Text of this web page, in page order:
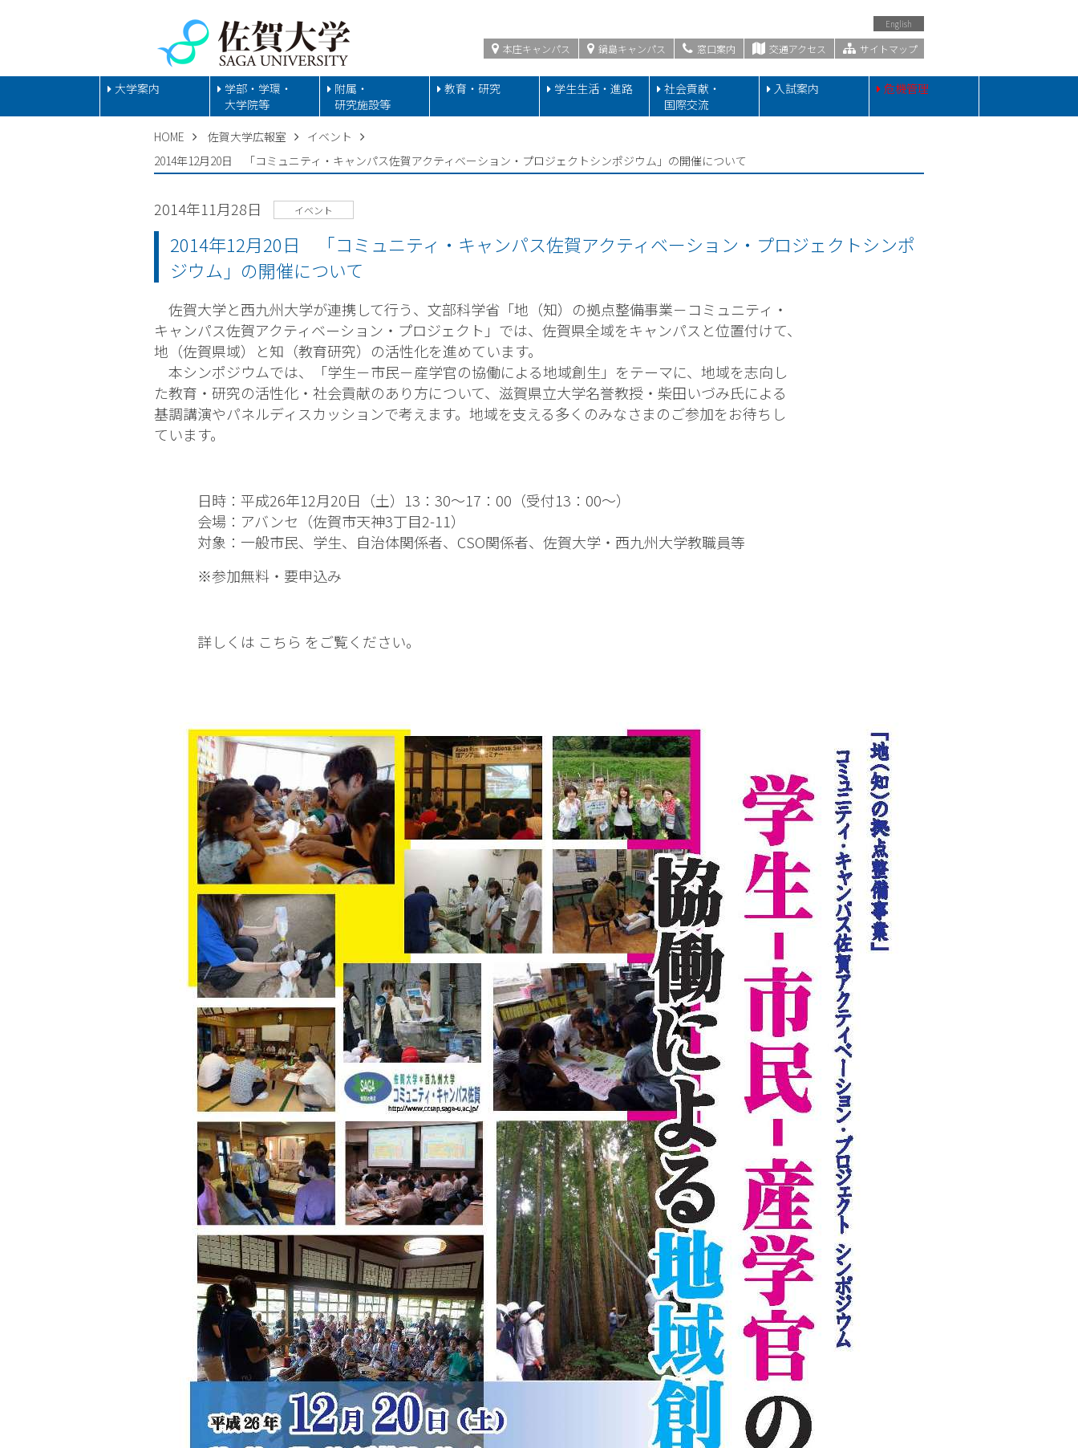
English
本庄キャンパス 鍋島キャンパス 窓口案内 交通アクセス サイトマップ
大学案内
学部・学環・
大学院等
附属・
研究施設等
教育・研究 学生生活・進路
社会貢献・
国際交流
入試案内 危機管理
HOME 佐賀大学広報室
イベント
2014年12月20日 「コミュニティ・キャンパス佐賀アクティベーション・プロジェクトシンポジウム」の開催について
2014年11月28日 イベント
2014年12月20日 「コミュニティ・キャンパス佐賀アクティベーション・プロジェクトシンポ
ジウム」の開催について
佐賀大学と西九州大学が連携して行う、文部科学省「地（知）の拠点整備事業－コミュニティ・
キャンパス佐賀アクティベーション・プロジェクト」では、佐賀県全域をキャンパスと位置付けて、
地（佐賀県域）と知（教育研究）の活性化を進めています。
本シンポジウムでは、「学生－市民－産学官の協働による地域創生」をテーマに、地域を志向し
た教育・研究の活性化・社会貢献のあり方について、滋賀県立大学名誉教授・柴田いづみ氏による
基調講演やパネルディスカッションで考えます。地域を支える多くのみなさまのご参加をお待ちし
ています。
日時：平成26年12月20日（土）13：30～17：00（受付13：00～）
会場：アバンセ（佐賀市天神3丁目2-11）
対象：一般市民、学生、自治体関係者、CSO関係者、佐賀大学・西九州大学教職員等
※参加無料・要申込み
詳しくは こちら をご覧ください。